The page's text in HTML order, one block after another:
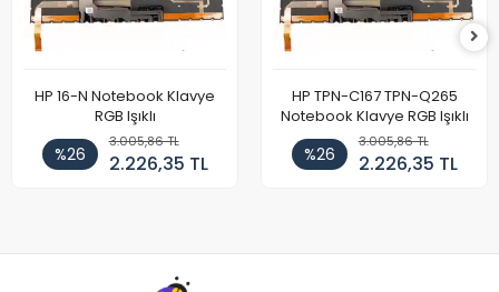
HP 16-N Notebook Klavye
RGB Işıklı
%26
3.005,86 TL
2.226,35 TL
HP TPN-C167 TPN-Q265
Notebook Klavye RGB Işıklı
%26
3.005,86 TL
2.226,35 TL